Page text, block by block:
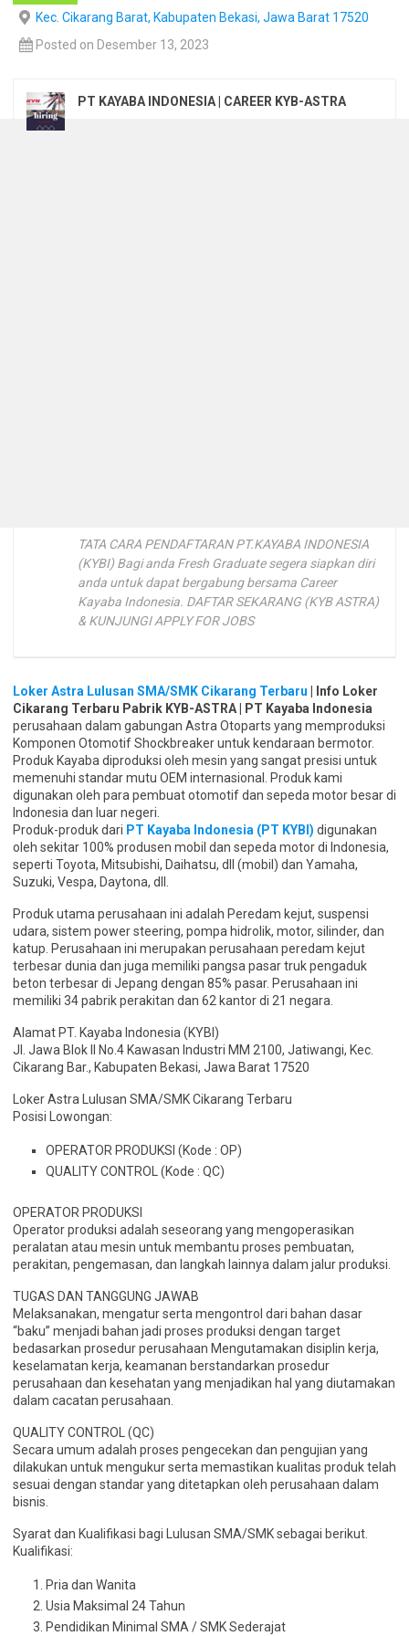
Kec. Cikarang Barat, Kabupaten Bekasi, Jawa Barat 17520
Posted on Desember 13, 2023
PT KAYABA INDONESIA | CAREER KYB-ASTRA
TATA CARA PENDAFTARAN PT.KAYABA INDONESIA
(KYBI) Bagi anda Fresh Graduate segera siapkan diri
anda untuk dapat bergabung bersama Career
Kayaba Indonesia. DAFTAR SEKARANG (KYB ASTRA)
& KUNJUNGI APPLY FOR JOBS
Loker Astra Lulusan SMA/SMK Cikarang Terbaru | Info Loker
Cikarang Terbaru Pabrik KYB-ASTRA | PT Kayaba Indonesia
perusahaan dalam gabungan Astra Otoparts yang memproduksi
Komponen Otomotif Shockbreaker untuk kendaraan bermotor.
Produk Kayaba diproduksi oleh mesin yang sangat presisi untuk
memenuhi standar mutu OEM internasional. Produk kami
digunakan oleh para pembuat otomotif dan sepeda motor besar di
Indonesia dan luar negeri.
Produk-produk dari PT Kayaba Indonesia (PT KYBI) digunakan
oleh sekitar 100% produsen mobil dan sepeda motor di Indonesia,
seperti Toyota, Mitsubishi, Daihatsu, dll (mobil) dan Yamaha,
Suzuki, Vespa, Daytona, dll.
Produk utama perusahaan ini adalah Peredam kejut, suspensi
udara, sistem power steering, pompa hidrolik, motor, silinder, dan
katup. Perusahaan ini merupakan perusahaan peredam kejut
terbesar dunia dan juga memiliki pangsa pasar truk pengaduk
beton terbesar di Jepang dengan 85% pasar. Perusahaan ini
memiliki 34 pabrik perakitan dan 62 kantor di 21 negara.
Alamat PT. Kayaba Indonesia (KYBI)
Jl. Jawa Blok II No.4 Kawasan Industri MM 2100, Jatiwangi, Kec.
Cikarang Bar., Kabupaten Bekasi, Jawa Barat 17520
Loker Astra Lulusan SMA/SMK Cikarang Terbaru
Posisi Lowongan:
OPERATOR PRODUKSI (Kode : OP)
QUALITY CONTROL (Kode : QC)
OPERATOR PRODUKSI
Operator produksi adalah seseorang yang mengoperasikan
peralatan atau mesin untuk membantu proses pembuatan,
perakitan, pengemasan, dan langkah lainnya dalam jalur produksi.
TUGAS DAN TANGGUNG JAWAB
Melaksanakan, mengatur serta mengontrol dari bahan dasar
“baku” menjadi bahan jadi proses produksi dengan target
bedasarkan prosedur perusahaan Mengutamakan disiplin kerja,
keselamatan kerja, keamanan berstandarkan prosedur
perusahaan dan kesehatan yang menjadikan hal yang diutamakan
dalam cacatan perusahaan.
QUALITY CONTROL (QC)
Secara umum adalah proses pengecekan dan pengujian yang
dilakukan untuk mengukur serta memastikan kualitas produk telah
sesuai dengan standar yang ditetapkan oleh perusahaan dalam
bisnis.
Syarat dan Kualifikasi bagi Lulusan SMA/SMK sebagai berikut.
Kualifikasi:
Pria dan Wanita
Usia Maksimal 24 Tahun
Pendidikan Minimal SMA / SMK Sederajat